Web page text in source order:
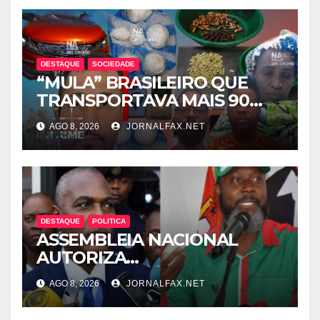
DESTAQUE SOCIEDADE
“MULA” BRASILEIRO QUE
TRANSPORTAVA MAIS 90
CÁPSULAS DE COCAÍNA
MORRE NO HOTEL EM
LUANDA
AGO 8, 2026 JORNALFAX.NET
DESTAQUE POLITICA
ASSEMBLEIA NACIONAL
AUTORIZA
INTERROGATÓRIO DE
ADRIANO SAPINALA NO
CASO “CAIXA TÉRMICA” E
AGO 8, 2026 JORNALFAX.NET